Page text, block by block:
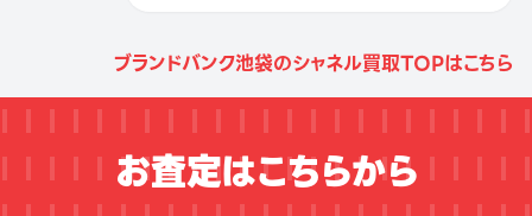
ブランドバンク池袋のシャネル買取TOPはこちら
お査定はこちらから